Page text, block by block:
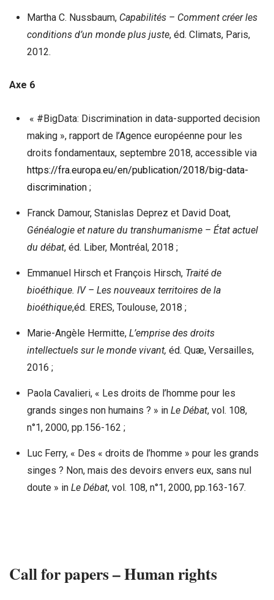
Martha C. Nussbaum, Capabilités – Comment créer les
conditions d’un monde plus juste, éd. Climats, Paris,
2012.
Axe 6
« #BigData: Discrimination in data-supported decision
making », rapport de l’Agence européenne pour les
droits fondamentaux, septembre 2018, accessible via
https://fra.europa.eu/en/publication/2018/big-data-
discrimination;
Franck Damour, Stanislas Deprez et David Doat,
Généalogie et nature du transhumanisme – État actuel
du débat, éd. Liber, Montréal, 2018 ;
Emmanuel Hirsch et François Hirsch, Traité de
bioéthique. IV – Les nouveaux territoires de la
bioéthique,éd. ERES, Toulouse, 2018 ;
Marie-Angèle Hermitte, L’emprise des droits
intellectuels sur le monde vivant, éd. Quæ, Versailles,
2016 ;
Paola Cavalieri, « Les droits de l’homme pour les
grands singes non humains ? » in Le Débat, vol. 108,
n°1, 2000, pp.156-162 ;
Luc Ferry, « Des « droits de l’homme » pour les grands
singes ? Non, mais des devoirs envers eux, sans nul
doute » in Le Débat, vol. 108, n°1, 2000, pp.163-167.
Call for papers – Human rights